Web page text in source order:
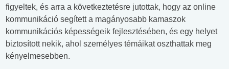
figyeltek, és arra a következtetésre jutottak, hogy az online
kommunikáció segített a magányosabb kamaszok
kommunikációs képességeik fejlesztésében, és egy helyet
biztosított nekik, ahol személyes témáikat oszthattak meg
kényelmesebben.